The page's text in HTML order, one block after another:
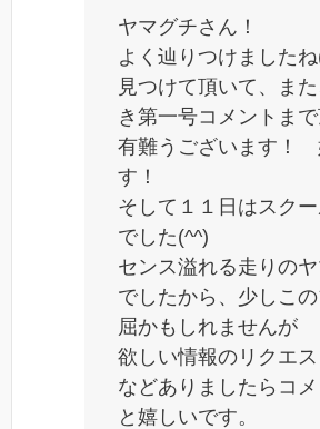
ヤマグチさん！
よく辿りつけました
見つけて頂いて、ま
き第一号コメントま
有難うございます！
す！
そして１１日はスク
でした(^^)
センス溢れる走りの
でしたから、少しこ
屈かもしれませんが
欲しい情報のリクエ
などありましたらコ
と嬉しいです。